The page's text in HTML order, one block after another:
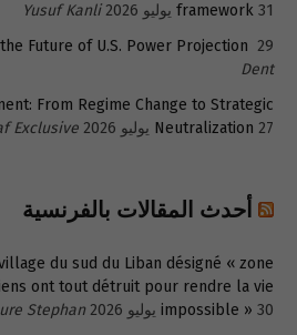
framework 31 يوليو 2026
Yusuf Kanli
Future of U.S. Power Projection 29 يوليو 2026
Dent
From Regime Change to Strategic
Neutralization 27 يوليو 2026 Exclusive
أحدث المقالات بالفرنسية
du sud du Liban désigné « zone
ont tout détruit pour rendre la vie
impossible » 30 يوليو 2026
Stephan